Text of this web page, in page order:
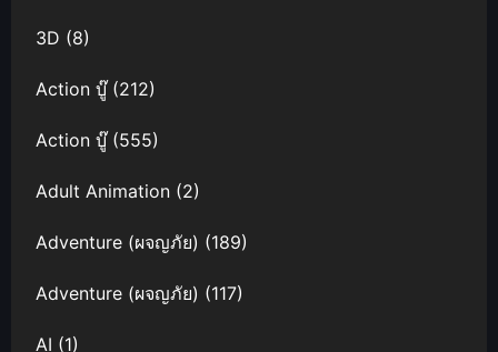
3D (8)
Action บู๊(212)
Action บู๊(555)
Adult Animation (2)
Adventure (ผจญภัย) (189)
Adventure (ผจญภัย) (117)
AI (1)